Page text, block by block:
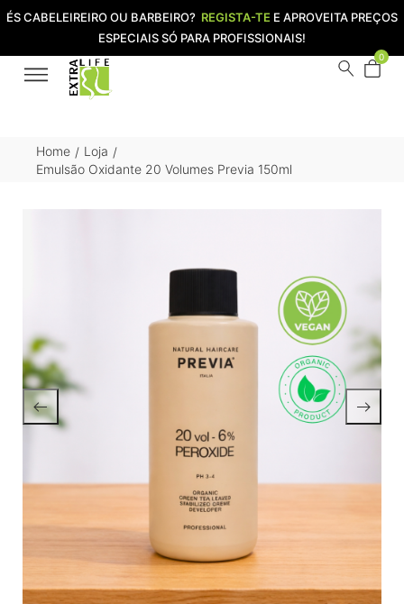
ÉS CABELEIREIRO OU BARBEIRO? REGISTA-TE E APROVEITA PREÇOS
ESPECIAIS SÓ PARA PROFISSIONAIS!
0
Home / Loja /
Emulsão Oxidante 20 Volumes Previa 150ml